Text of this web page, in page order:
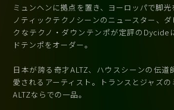
ミュンヘンに拠点を置き、ヨーロッパで脚
ノティックテクノシーンのニュースター、
クなテクノ・ダウンテンポが定評のDycide
ドテンポをオーダー。
日本が誇る奇才ALTZ、ハウスシーンの伝道
愛されるアーティスト。トランスとジャズ
ALTZならでの⼀品。